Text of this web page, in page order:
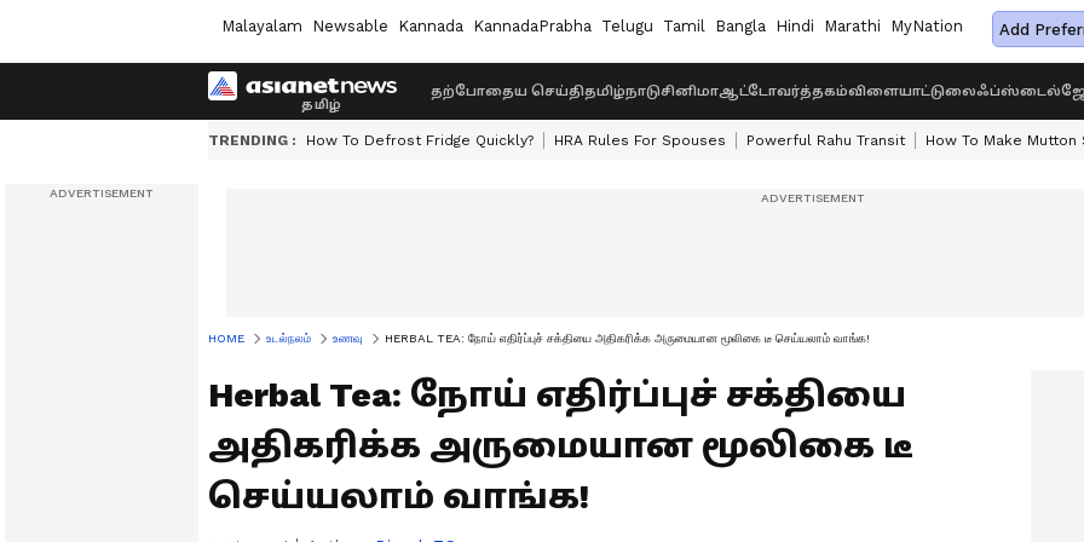
Malayalam Newsable Kannada KannadaPrabha Telugu Tamil Bangla Hindi Marathi MyNation Add
தற்போதைய செய்திதமிழ்நாடுசினிமாஆட்டோவர்த்தகம்விளையாட்டுலைஃப்ஸ்டைல்
TRENDING : How To Defrost Fridge Quickly? HRA Rules For Spouses Powerful Rahu Transit How To Make Mutton
HOME உடல்நலம் உணவு HERBAL TEA: நோய் எதிர்ப்புச் சக்தியை அதிகரிக்க அருமையான மூலிகை டீ செய்யலாம் வாங்க!
Herbal Tea: நோய் எதிர்ப்புச் சக்தியை
அதிகரிக்க அருமையான மூலிகை டீ
செய்யலாம் வாங்க!